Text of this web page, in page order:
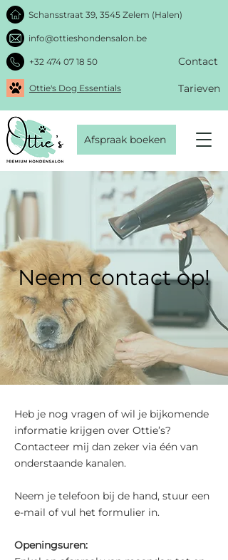
Schansstraat 39, 3545 Zelem (Halen)
info@ottieshondensalon.be
+32 474 07 18 50
Ottie's Dog Essentials Tarieven
Contact
Afspraak boeken
Neem contact op!
Heb je nog vragen of wil je bijkomende
informatie krijgen over Ottie’s?
Contacteer mij dan zeker via één van
onderstaande kanalen.
Neem je telefoon bij de hand, stuur een
e-mail of vul het formulier in.
Openingsuren: